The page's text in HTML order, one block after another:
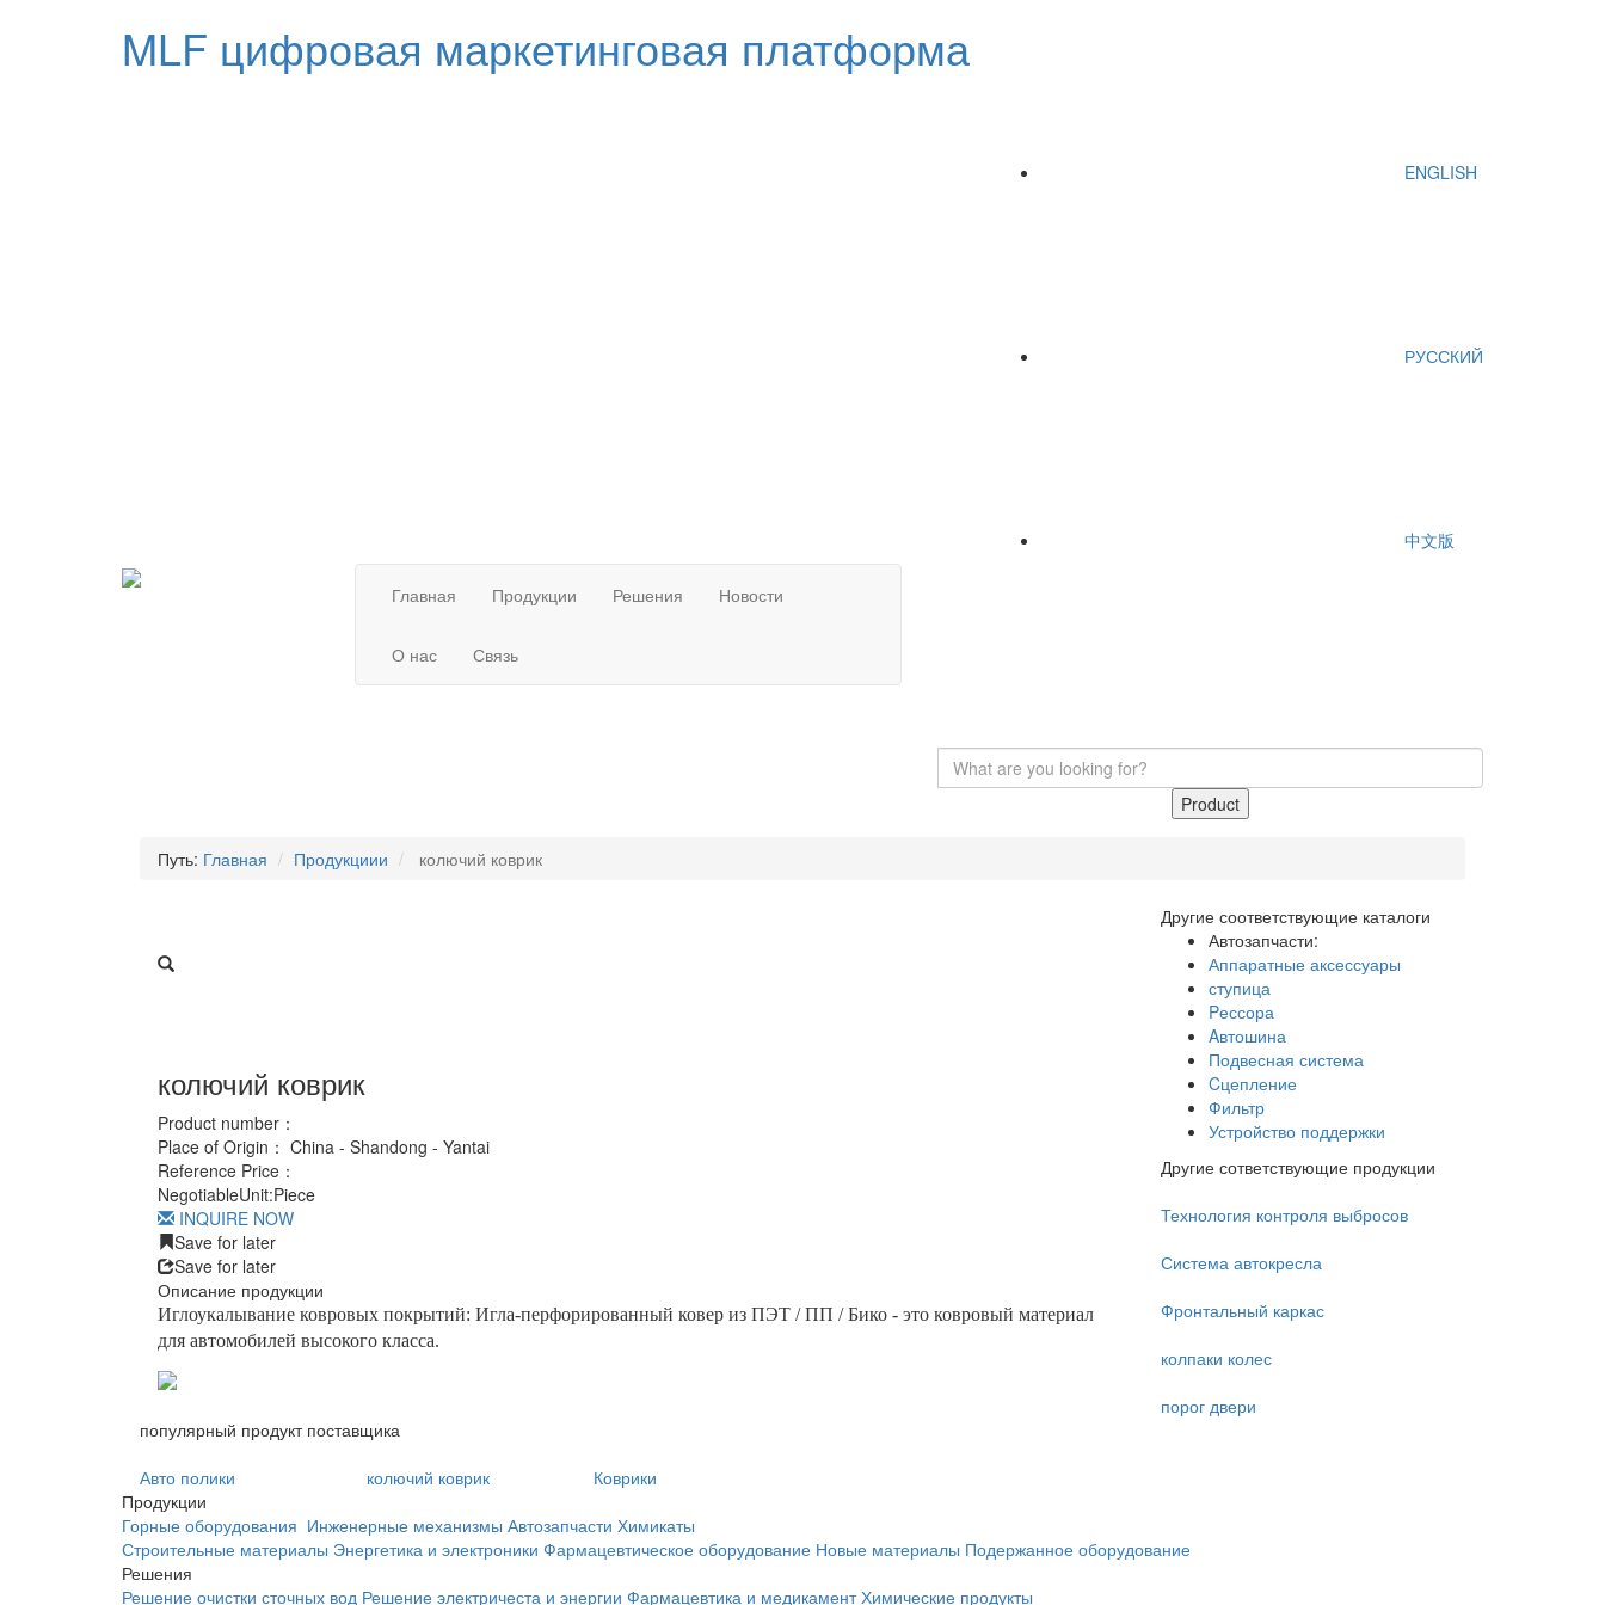
MLF цифровая маркетинговая платформа
ENGLISH
РУССКИЙ
中文版
Главная Продукции Решения Новости
О нас Связь
Product
Путь: Главная Продукциии колючий коврик
колючий коврик
Product number：
Place of Origin： China - Shandong - Yantai
Reference Price：
NegotiableUnit:Piece
INQUIRE NOW
Save for later
Save for later
Описание продукции
Иглоукалывание ковровых покрытий: Игла-перфорированный ковер из ПЭТ / ПП / Бико - это ковровый материал
для автомобилей высокого класса.
Другие соответствующие каталоги
Автозапчасти:
Аппаратные аксессуары
ступица
Pессора
Aвтошина
Подвесная система
Cцепление
Фильтр
Устройство поддержки
Другие сответствующие продукции
Технология контроля выбросов
Система автокресла
Фронтальный каркас
колпаки колес
порог двери
популярный продукт поставщика
Авто полики
колючий коврик
Коврики
Продукции
Горные оборудования Инженерные механизмы Автозапчасти Химикаты
Строительные материалы Энергетика и электроники Фармацевтическое оборудование Новые материалы Подержанное оборудование
Решения
Решение очистки сточных вод Решение электричеста и энергии Фармацевтика и медикамент Химические продукты